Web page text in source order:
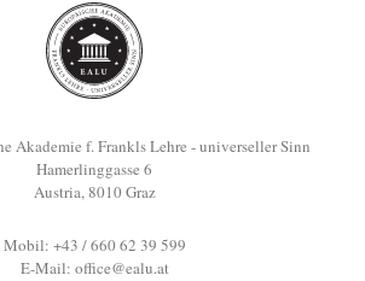
Akademie f. Frankls Lehre - universeller Sinn
Hamerlinggasse 6
Austria, 8010 Graz
Mobil: +43 / 660 62 39 599
E-Mail: office@ealu.at